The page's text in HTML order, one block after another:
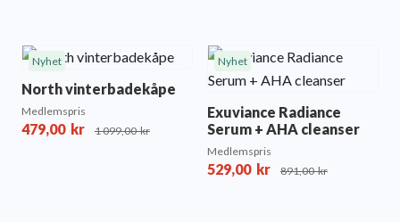
Nyhet
North vinterbadekåpe
Medlemspris
479,00 kr 1 099,00kr
Nyhet
Exuviance Radiance
Serum + AHA cleanser
Medlemspris
529,00 kr 891,00kr